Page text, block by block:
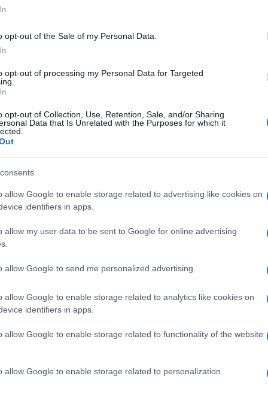
opt-out of the Sale of my Personal Data.
opt-out of processing my Personal Data for Targeted
opt-out of Collection, Use, Retention, Sale, and/or Sharing
Data that Is Unrelated with the Purposes for which it
allow Google to enable storage related to advertising like cookies on
identifiers in apps.
allow my user data to be sent to Google for online advertising
allow Google to send me personalized advertising.
allow Google to enable storage related to analytics like cookies on
identifiers in apps.
allow Google to enable storage related to functionality of the website
allow Google to enable storage related to personalization.
de 2024, tiene como objetivo facilitar la
víctimas de violencia, promover su independencia
2024-2026, el Parlamento ha asignado 12,5